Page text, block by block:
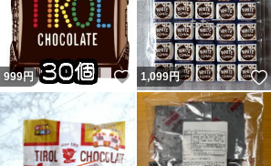
999円 いいね！
1,099円